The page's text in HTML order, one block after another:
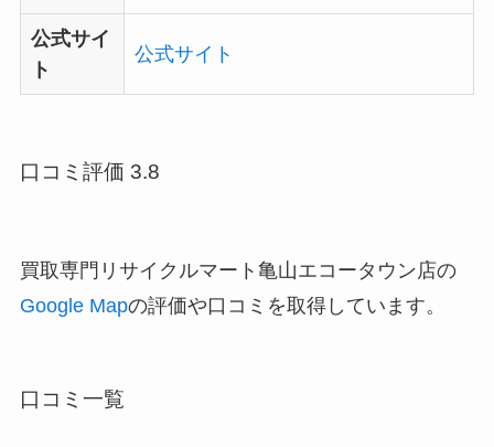
公式サイ
ト
公式サイト
口コミ評価 3.8
買取専門リサイクルマート亀山エコータウン店の
Google Mapの評価や口コミを取得しています。
口コミ一覧